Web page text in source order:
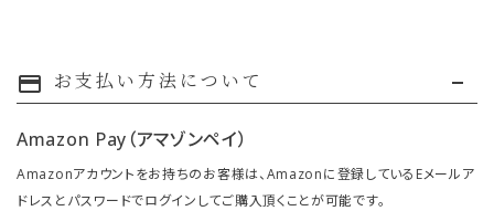
payment お支払い方法について
Amazon Pay（アマゾンペイ）
Amazonアカウントをお持ちのお客様は、Amazonに登録しているEメールア
ドレスとパスワードでログインしてご購入頂くことが可能です。